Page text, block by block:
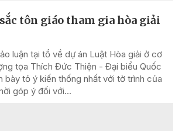
tôn giáo tham gia hòa giải
luận tại tổ về dự án Luật Hòa giải ở cơ
tọa Thích Đức Thiện - Đại biểu Quốc
bày tỏ ý kiến thống nhất với tờ trình của
góp ý đối với...